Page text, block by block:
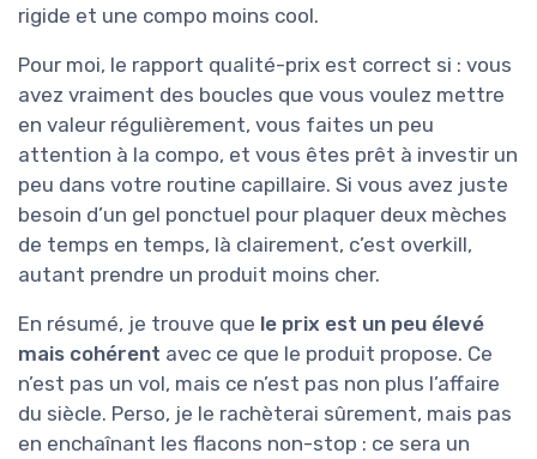
rigide et une compo moins cool.
Pour moi, le rapport qualité-prix est correct si : vous
avez vraiment des boucles que vous voulez mettre
en valeur régulièrement, vous faites un peu
attention à la compo, et vous êtes prêt à investir un
peu dans votre routine capillaire. Si vous avez juste
besoin d’un gel ponctuel pour plaquer deux mèches
de temps en temps, là clairement, c’est overkill,
autant prendre un produit moins cher.
En résumé, je trouve que le prix est un peu élevé
mais cohérent avec ce que le produit propose. Ce
n’est pas un vol, mais ce n’est pas non plus l’affaire
du siècle. Perso, je le rachèterai sûrement, mais pas
en enchaînant les flacons non-stop : ce sera un